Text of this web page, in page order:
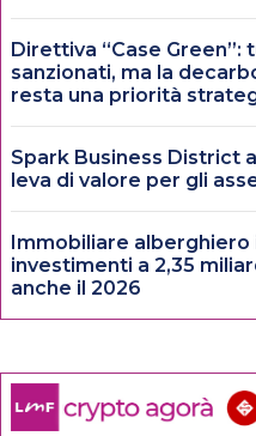
Direttiva “Case
sanzionati, ma la
resta una priorità
Spark Business District
leva di valore per gli
Immobiliare
investimenti a 2,35
anche il 2026